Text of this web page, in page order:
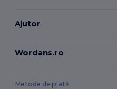
Ajutor
Wordans.ro
Metode de plată